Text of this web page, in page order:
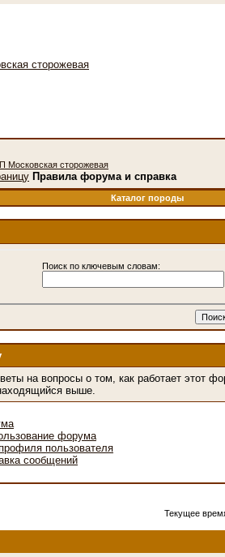
Московская сторожевая
Правила форума и справка
Каталог породы
Поиск по ключевым словам:
на вопросы о том, как работает этот
выше.
форума
пользователя
сообщений
Текущее